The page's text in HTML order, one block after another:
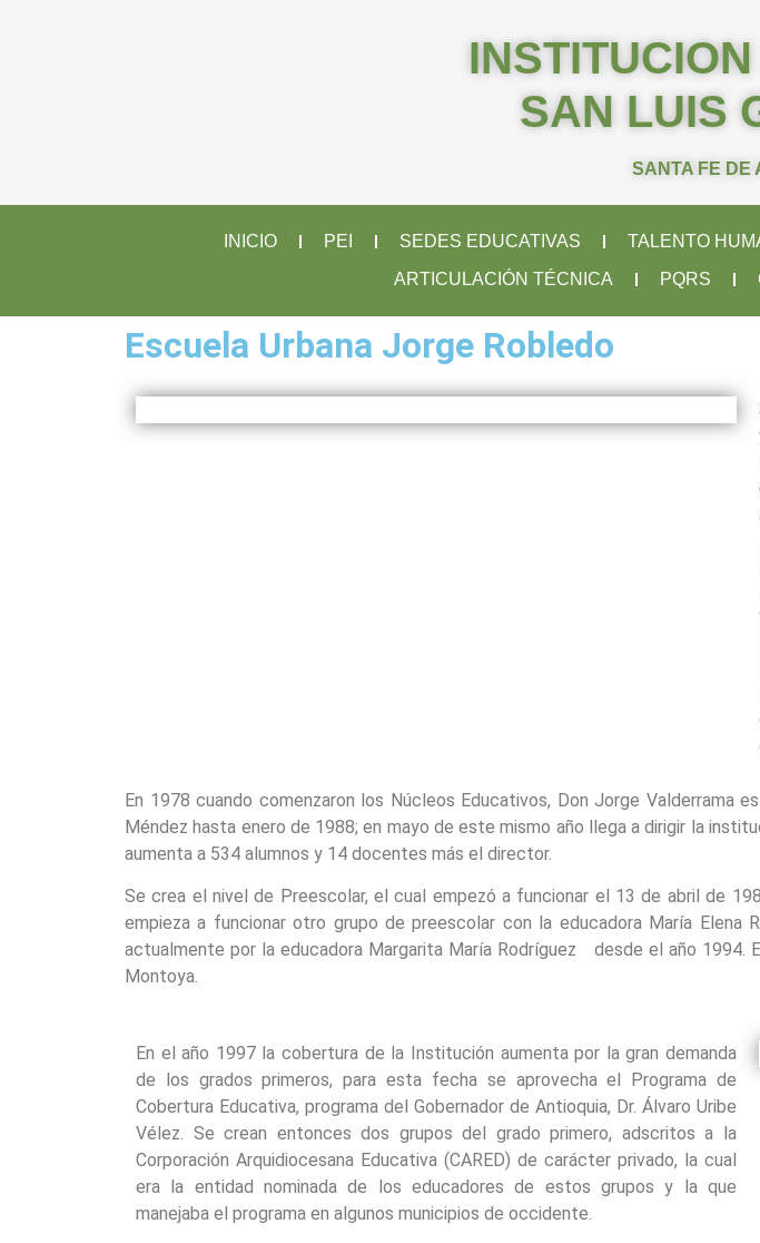
SAN LUIS
SANTA FE DE
INICIO PEI SEDES EDUCATIVAS TALENTO
ARTICULACIÓN TÉCNICA
PQRS
Escuela Urbana Jorge Robledo
En 1978 cuando comenzaron los Núcleos Educativos, Don Jorge
Méndez hasta enero de 1988; en mayo de este mismo año llega a dirigir la
aumenta a 534 alumnos y 14 docentes más el director.
Se crea el nivel de Preescolar, el cual empezó a funcionar el 13 de abril de
empieza a funcionar otro grupo de preescolar con la educadora María
actualmente por la educadora Margarita María Rodríguez desde el año 1994.
Montoya.
En el año 1997 la cobertura de la Institución aumenta por la gran demanda
de los grados primeros, para esta fecha se aprovecha el Programa de
Cobertura Educativa, programa del Gobernador de Antioquia, Dr. Álvaro Uribe
Vélez. Se crean entonces dos grupos del grado primero, adscritos a la
Corporación Arquidiocesana Educativa (CARED) de carácter privado, la cual
era la entidad nominada de los educadores de estos grupos y la que
manejaba el programa en algunos municipios de occidente.